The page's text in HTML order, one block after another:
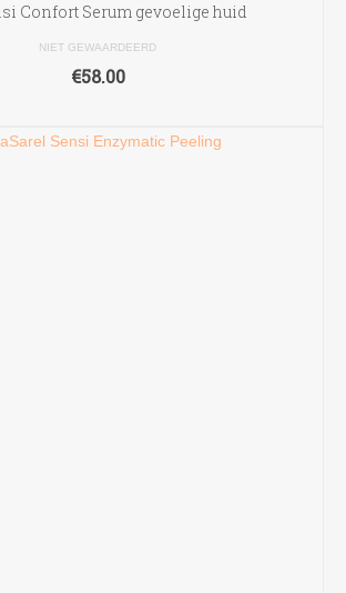
Confort Serum gevoelige huid
NIET GEWAARDEERD
€58.00